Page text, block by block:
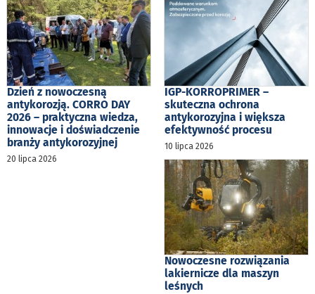
Dzień z nowoczesną
antykorozją. CORRO DAY
2026 – praktyczna wiedza,
innowacje i doświadczenie
branży antykorozyjnej
20 lipca 2026
IGP-KORROPRIMER –
skuteczna ochrona
antykorozyjna i większa
efektywność procesu
10 lipca 2026
Nowoczesne rozwiązania
lakiernicze dla maszyn
leśnych